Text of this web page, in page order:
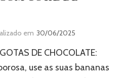
em 30/06/2025
DE CHOCOLATE:
use as suas bananas